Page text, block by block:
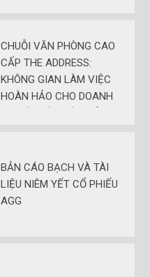
CHUỖI VĂN PHÒNG CAO
CẤP THE ADDRESS:
KHÔNG GIAN LÀM VIỆC
HOÀN HẢO CHO DOANH
BẢN CÁO BẠCH VÀ TÀI
LIỆU NIÊM YẾT CỔ PHIẾU
AGG